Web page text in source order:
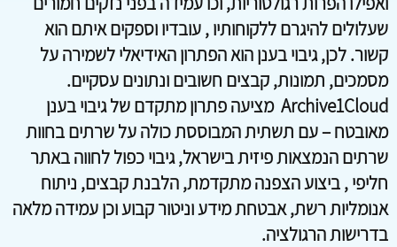
שעלולים להיגרם ללקוחותיו , עובדיו וספקים איתם הוא
קשור. לכן, גיבוי בענן הוא הפתרון האידיאלי לשמירה על
מסמכים, תמונות, קבצים חשובים ונתונים עסקיים.
Archive1Cloud מציעה פתרון מתקדם שלגיבוי בענן
מאובטח– עם תשתית המבוססת כולה על שרתים בחוות
שרתים הנמצאות פיזית בישראל, גיבוי כפול לחווה באתר
חליפי , ביצוע הצפנה מתקדמת, הלבנת קבצים, ניתוח
אנומליות רשת, אבטחת מידע וניטור קבוע וכן עמידה מלאה
בדרישות הרגולציה.